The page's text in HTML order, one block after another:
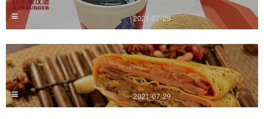
2021-07-29
2021-07-29